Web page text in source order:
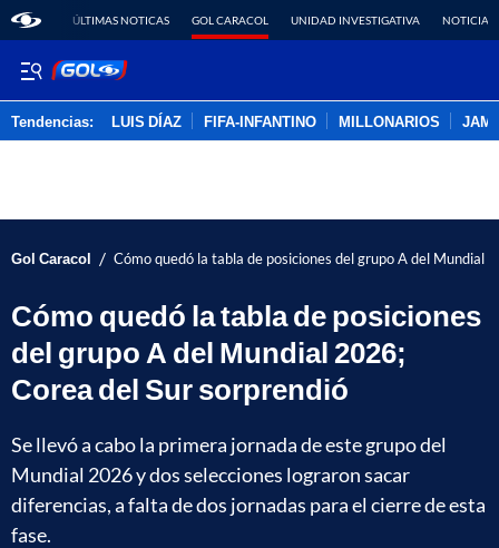
ÚLTIMAS NOTICAS GOL CARACOL UNIDAD INVESTIGATIVA NOTICIAS
Tendencias: LUIS DÍAZ FIFA-INFANTINO MILLONARIOS
Gol Caracol / Cómo quedó la tabla de posiciones del grupo A del Mundial
Cómo quedó la tabla de posiciones
del grupo A del Mundial 2026;
Corea del Sur sorprendió
Se llevó a cabo la primera jornada de este grupo del
Mundial 2026 y dos selecciones lograron sacar
diferencias, a falta de dos jornadas para el cierre de esta
fase.